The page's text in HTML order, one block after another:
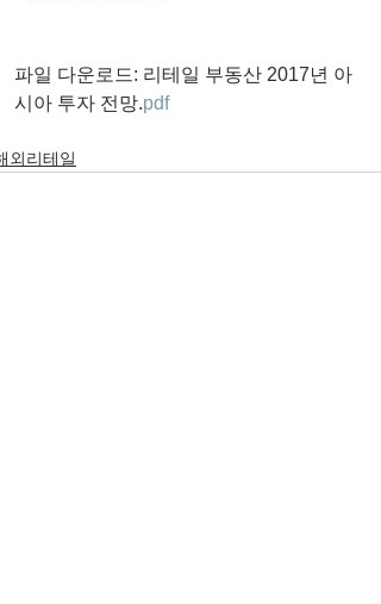
파일 다운로드: 리테일 부동산 2017년 아
시아 투자 전망.pdf
외리테일